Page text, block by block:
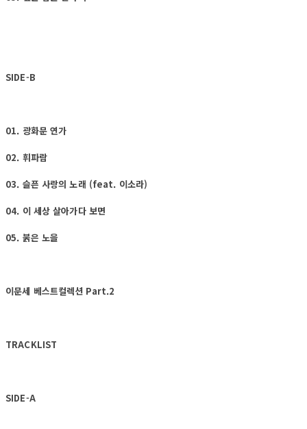
SIDE-B
01. 광화문 연가
02. 휘파람
03. 슬픈 사랑의 노래 (feat. 이소라)
04. 이 세상 살아가다 보면
05. 붉은 노을
이문세 베스트컬렉션 Part.2
TRACKLIST
SIDE-A